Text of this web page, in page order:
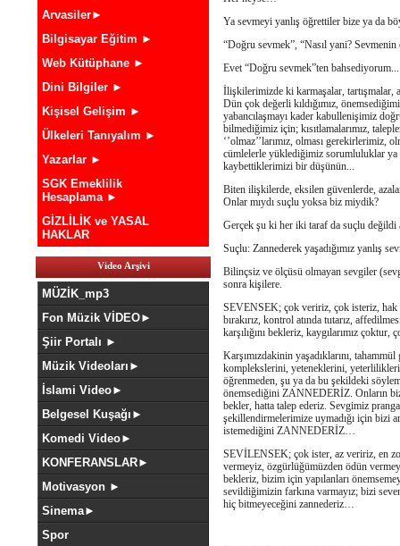
Arvasiler►
Bilgisayar Eğitim ►
Web Kütüphane ►
Dini Bilgiler ►
Kişisel Gelişim ►
Ülkeleri Tanıyalım ►
Yazarlar ►
SGK Emeklilik
Hesaplama ►
GİZLİLİK ve YASAL
HAKLAR
Video Arşivi
MÜZİK_mp3
Fon Müzik VİDEO►
Şiir Portalı ►
Müzik Videoları►
İslami Video►
Belgesel Kuşağı►
Komedi Video►
KONFERANSLAR►
Motivasyon ►
Sinema►
Spor
Ya sevmeyi yanlış öğrettiler bize ya da
“Doğru sevmek”, “Nasıl yani?
Evet “Doğru sevmek”ten bahsediyorum...
İlişkilerimizde ki karmaşalar, tartışmalar,
Dün çok değerli kıldığımız,
yabancılaşmayı kader kabullenişimiz
bilmediğimiz için; kısıtlamalarımız,
‘’olmaz’’larımız, olması gerekirlerimiz,
cümlelerle yüklediğimiz sorumluluklar ya
kaybettiklerimizi bir düşünün...
Biten ilişkilerde, eksilen güvenlerde,
Onlar mıydı suçlu yoksa biz miydik?
Gerçek şu ki her iki taraf da suçlu değildi
Suçlu: Zannederek yaşadığımız yanlış
Bilinçsiz ve ölçüsü olmayan sevgiler
sonra kişilere.
SEVENSEK; çok veririz, çok isteriz, hak
bırakırız, kontrol atında tutarız,
karşılığını bekleriz, kaygılarımız
Karşımızdakinin yaşadıklarını,
komplekslerini, yeteneklerini,
öğrenmeden, şu ya da bu şekildeki
önemsediğini ZANNEDERİZ. Onların
bekler, hatta talep ederiz. Sevgimiz
şekillendirmelerimize uymadığı için bizi
istemediğini ZANNEDERİZ…
SEVİLENSEK; çok ister, az veririz, en
vermeyiz, özgürlüğümüzden ödün
bekleriz, bizim için yapılanları
sevildiğimizin farkına varmayız; bizi
hiç bitmeyeceğini zannederiz…